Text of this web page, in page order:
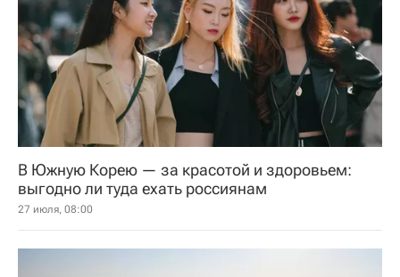
В Южную Корею — за красотой и здоровьем:
выгодно ли туда ехать россиянам
27 июля, 08:00